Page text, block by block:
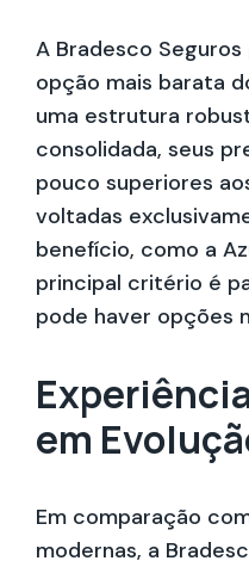
A Bradesco
opção mais barata
uma estrutura
consolidada, seus
pouco superiores
voltadas
benefício, como a
principal critério é
pode haver opções
em
Em comparação
modernas, a